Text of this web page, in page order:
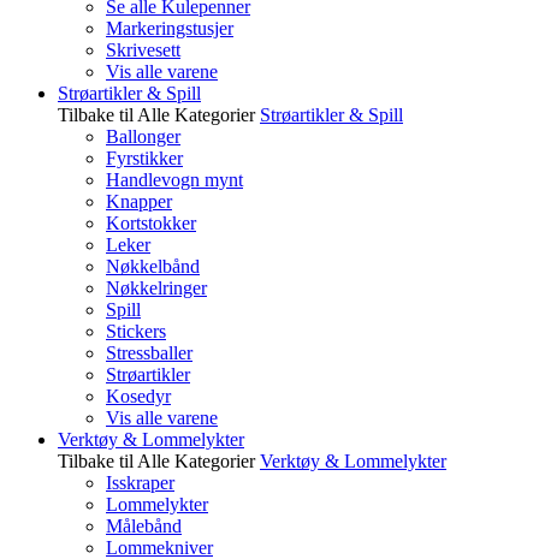
Se alle Kulepenner
Markeringstusjer
Skrivesett
Vis alle varene
Strøartikler & Spill
Tilbake til Alle Kategorier Strøartikler & Spill
Ballonger
Fyrstikker
Handlevogn mynt
Knapper
Kortstokker
Leker
Nøkkelbånd
Nøkkelringer
Spill
Stickers
Stressballer
Strøartikler
Kosedyr
Vis alle varene
Verktøy & Lommelykter
Tilbake til Alle Kategorier Verktøy & Lommelykter
Isskraper
Lommelykter
Målebånd
Lommekniver